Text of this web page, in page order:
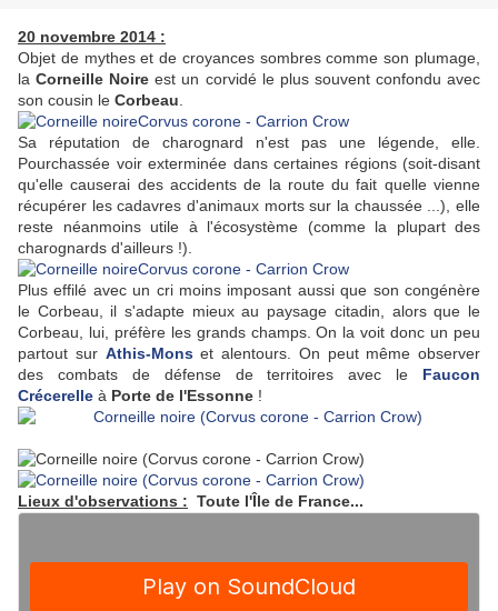
20 novembre 2014 :
Objet de mythes et de croyances sombres comme son plumage,
laCorneille Noire est un corvidé le plus souvent confondu avec
son cousin le Corbeau
Sa réputation de charognard n'est pas une légende, elle.
Pourchassée voir exterminée dans certaines régions (soit-disant
qu'elle causerai des accidents de la route du fait quelle vienne
récupérer les cadavres d'animaux morts sur la chaussée ...), elle
reste néanmoins utile à l'écosystème (comme la plupart des
charognards d'ailleurs !).
Plus effilé avec un cri moins imposant aussi que son congénère
le Corbeau, il s'adapte mieux au paysage citadin, alors que le
Corbeau, lui, préfère les grands champs. On la voit donc un peu
partout sur Athis-Mons et alentours. On peut même observer
des combats de défense de territoires avec le Faucon
Crécerelle à Porte de l'Essonne !
Lieux d'observations : Toute l'Île de France...